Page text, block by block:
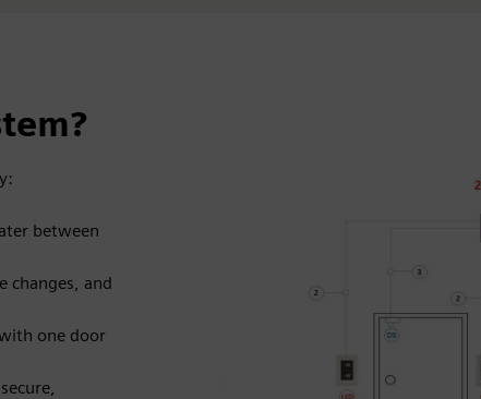
between
changes, and
one door